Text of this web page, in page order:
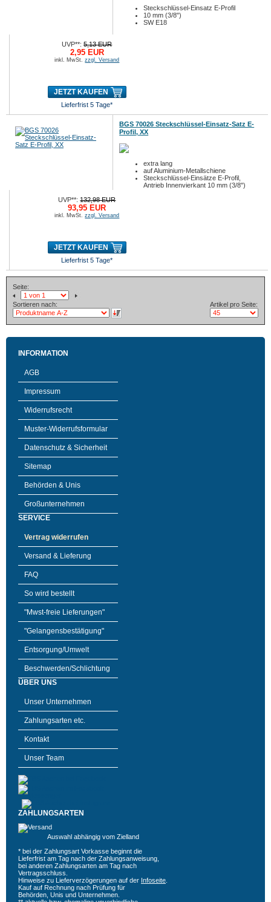
Steckschlüssel-Einsatz E-Profil
10 mm (3/8")
SW E18
UVP**:5,13 EUR
2,95 EUR
inkl. MwSt.zzgl. Versand
JETZT KAUFEN
Lieferfrist 5 Tage*
BGS 70026 Steckschlüssel-Einsatz-Satz E-
Profil, XX
extra lang
auf Aluminium-Metallschiene
Steckschlüssel-Einsätze E-Profil,
Antrieb Innenvierkant 10 mm (3/8")
UVP**:132,98 EUR
93,95 EUR
inkl. MwSt.zzgl. Versand
JETZT KAUFEN
Lieferfrist 5 Tage*
Seite:
Sortieren nach: Artikel pro Seite:
INFORMATION
AGB
Impressum
Widerrufsrecht
Muster-Widerrufsformular
Datenschutz & Sicherheit
Sitemap
Behörden & Unis
Großunternehmen
SERVICE
Vertrag widerrufen
Versand & Lieferung
FAQ
So wird bestellt
"Mwst-freie Lieferungen"
"Gelangensbestätigung"
Entsorgung/Umwelt
Beschwerden/Schlichtung
ÜBER UNS
Unser Unternehmen
Zahlungsarten etc.
Kontakt
Unser Team
ZAHLUNGSARTEN
Auswahl abhängig vom Zielland
* bei der Zahlungsart Vorkasse beginnt die
Lieferfrist am Tag nach der Zahlungsanweisung,
bei anderen Zahlungsarten am Tag nach
Vertragsschluss.
Hinweise zu Lieferverzögerungen auf der Infoseite
Kauf auf Rechnung nach Prüfung für
Behörden, Unis und Unternehmen.